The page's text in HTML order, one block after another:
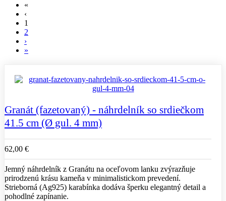
«
‹
1
2
›
»
Granát (fazetovaný) - náhrdelník so srdiečkom
41.5 cm (Ø gul. 4 mm)
62,00 €
Jemný náhrdelník z Granátu na oceľovom lanku zvýrazňuje
prirodzenú krásu kameňa v minimalistickom prevedení.
Strieborná (Ag925) karabínka dodáva šperku elegantný detail a
pohodlné zapínanie.